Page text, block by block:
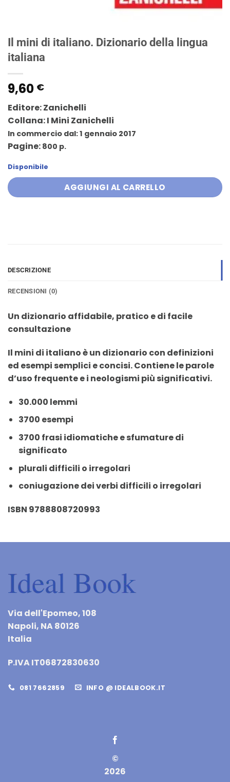
Il mini di italiano. Dizionario della lingua
italiana
9,60 €
Editore:Zanichelli
Collana:I Mini Zanichelli
In commercio dal:1 gennaio 2017
Pagine: 800 p.
Disponibile
AGGIUNGI AL CARRELLO
DESCRIZIONE
RECENSIONI (0)
Un dizionario affidabile, pratico e di facile
consultazione
Il mini di italiano è un dizionario con definizioni
ed esempi semplici e concisi. Contiene le parole
d’uso frequente e i neologismi più significativi.
30.000 lemmi
3700 esempi
3700 frasi idiomatiche e sfumature di
significato
plurali difficili o irregolari
coniugazione dei verbi difficili o irregolari
ISBN 9788808720993
Via dell'Epomeo, 108
Napoli, NA 80126
Italia
P.IVA IT06872830630
081 7662859 INFO @ IDEALBOOK.IT
©
2026